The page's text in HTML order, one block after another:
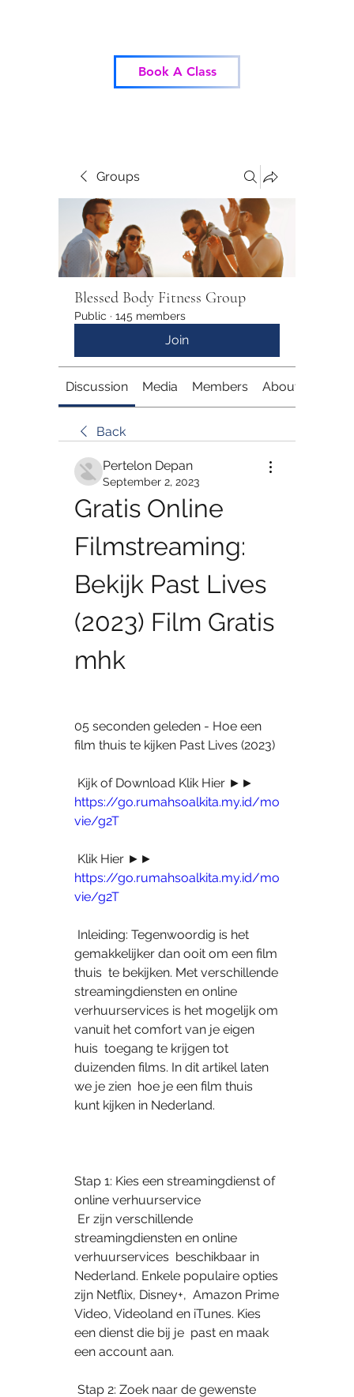
Book A Class
Groups
Blessed Body Fitness Group
Public · 145 members
Join
Discussion Media Members About
Back
Pertelon Depan
September 2, 2023
Gratis Online
Filmstreaming:
Bekijk Past Lives
(2023) Film Gratis
mhk
05 seconden geleden - Hoe een
film thuis te kijken Past Lives (2023)
https://go.rumahsoalkita.my.id/mo
vie/g2T
https://go.rumahsoalkita.my.id/mo
vie/g2T
gemakkelijker dan ooit om een film
thuis  te bekijken. Met verschillende
streamingdiensten en online
verhuurservices is het mogelijk om
vanuit het comfort van je eigen
huis  toegang te krijgen tot
duizenden films. In dit artikel laten
we je zien  hoe je een film thuis
kunt kijken in Nederland.
Stap 1: Kies een streamingdienst of
online verhuurservice
streamingdiensten en online
verhuurservices  beschikbaar in
Nederland. Enkele populaire opties
zijn Netflix, Disney+,  Amazon Prime
Video, Videoland en iTunes. Kies
een dienst die bij je  past en maak
een account aan.